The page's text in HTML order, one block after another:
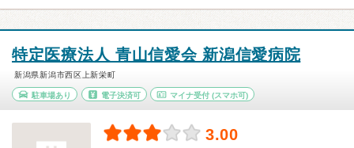
特定医療法人 青山信愛会 新潟信愛病院
新潟県新潟市西区上新栄町
駐車場あり 電子決済可 マイナ受付 (スマホ可)
3.00